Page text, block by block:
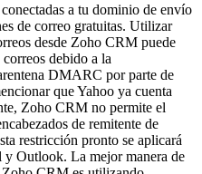
a tu dominio de envío
de correo gratuitas. Utilizar
desde Zoho CRM puede
debido a la
DMARC por parte de
que Yahoo ya cuenta
Zoho CRM no permite el
de remitente de
restricción pronto se aplicará
y Outlook. La mejor manera de